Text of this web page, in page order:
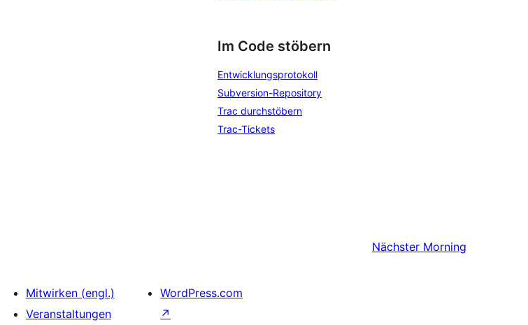
Im Code stöbern
Entwicklungsprotokoll
Subversion-Repository
Trac durchstöbern
Trac-Tickets
Nächster Morning
Mitwirken (engl.)
Veranstaltungen
WordPress.com
↗